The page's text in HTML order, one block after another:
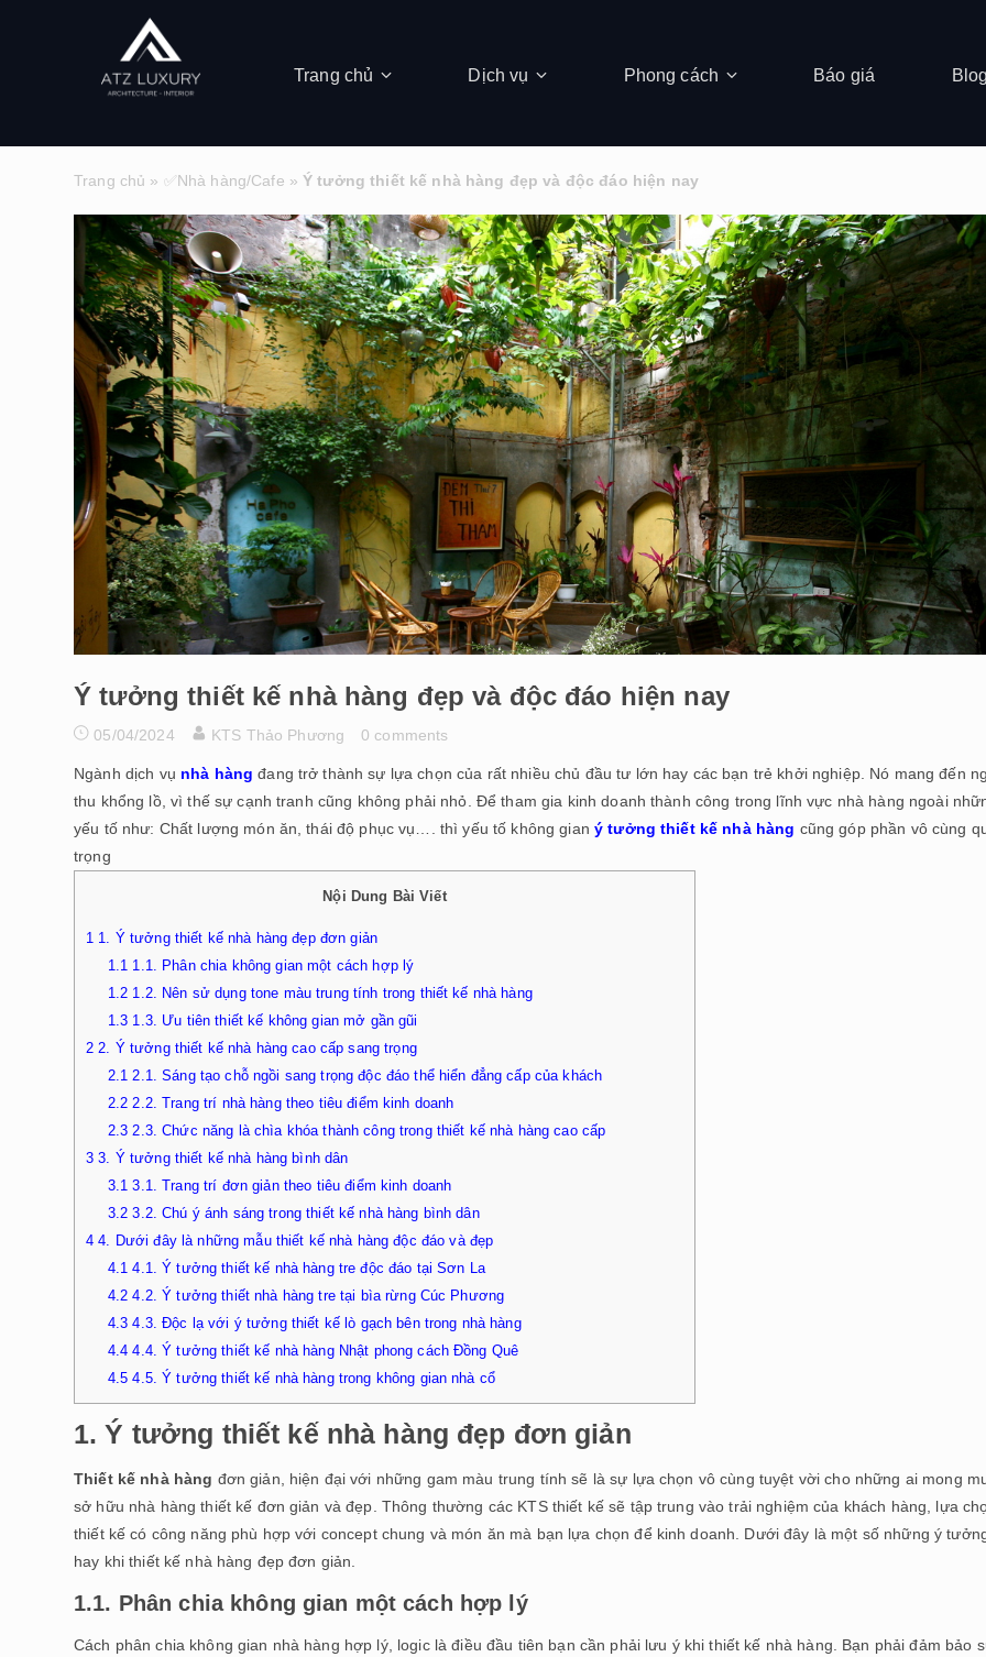
Trang chủ Dịch vụ Phong cách Báo giá
Trang chủ » ✅Nhà hàng/Cafe »Ý tưởng thiết kế nhà hàng đẹp và độc đáo hiện nay
Ý tưởng thiết kế nhà hàng đẹp và độc đáo hiện nay
05/04/2024 KTS Thảo Phương 0 comments
Ngành dịch vụ nhà hàng đang trở thành sự lựa chọn của rất nhiều chủ đầu tư lớn hay các bạn trẻ khởi nghiệp. Nó mang đến
thu khổng lồ, vì thế sự cạnh tranh cũng không phải nhỏ. Để tham gia kinh doanh thành công trong lĩnh vực nhà hàng ngoài
yếu tố như: Chất lượng món ăn, thái độ phục vụ…. thì yếu tố không gian ý tưởng thiết kế nhà hàng cũng góp phần vô cùng
trọng
Nội Dung Bài Viết
1 1. Ý tưởng thiết kế nhà hàng đẹp đơn giản
1.1 1.1. Phân chia không gian một cách hợp lý
1.2 1.2. Nên sử dụng tone màu trung tính trong thiết kế nhà hàng
1.3 1.3. Ưu tiên thiết kế không gian mở gần gũi
2 2. Ý tưởng thiết kế nhà hàng cao cấp sang trọng
2.1 2.1. Sáng tạo chỗ ngồi sang trọng độc đáo thể hiển đẳng cấp của khách
2.2 2.2. Trang trí nhà hàng theo tiêu điểm kinh doanh
2.3 2.3. Chức năng là chìa khóa thành công trong thiết kế nhà hàng cao cấp
3 3. Ý tưởng thiết kế nhà hàng bình dân
3.1 3.1. Trang trí đơn giản theo tiêu điểm kinh doanh
3.2 3.2. Chú ý ánh sáng trong thiết kế nhà hàng bình dân
4 4. Dưới đây là những mẫu thiết kế nhà hàng độc đáo và đẹp
4.1 4.1. Ý tưởng thiết kế nhà hàng tre độc đáo tại Sơn La
4.2 4.2. Ý tưởng thiết nhà hàng tre tại bìa rừng Cúc Phương
4.3 4.3. Độc lạ với ý tưởng thiết kế lò gạch bên trong nhà hàng
4.4 4.4. Ý tưởng thiết kế nhà hàng Nhật phong cách Đồng Quê
4.5 4.5. Ý tưởng thiết kế nhà hàng trong không gian nhà cổ
1. Ý tưởng thiết kế nhà hàng đẹp đơn giản
Thiết kế nhà hàng đơn giản, hiện đại với những gam màu trung tính sẽ là sự lựa chọn vô cùng tuyệt vời cho những ai mong
sở hữu nhà hàng thiết kế đơn giản và đẹp. Thông thường các KTS thiết kế sẽ tập trung vào trải nghiệm của khách hàng, lựa
thiết kế có công năng phù hợp với concept chung và món ăn mà bạn lựa chọn để kinh doanh. Dưới đây là một số những ý
hay khi thiết kế nhà hàng đẹp đơn giản.
1.1. Phân chia không gian một cách hợp lý
Cách phân chia không gian nhà hàng hợp lý, logic là điều đầu tiên bạn cần phải lưu ý khi thiết kế nhà hàng. Bạn phải đảm bảo